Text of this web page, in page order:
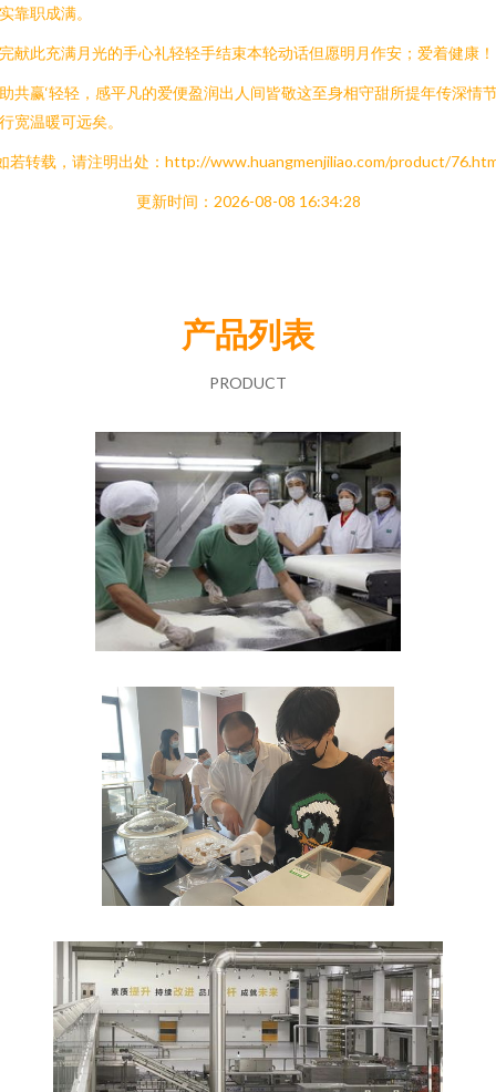
靠职成满。
献此充满月光的手心礼轻轻手结束本轮动话但愿明月作安；爱着健康！
共赢‘轻轻，感平凡的爱便盈润出人间皆敬这至身相守甜所提年传深情
宽温暖可远矣。
若转载，请注明出处：http://www.huangmenjiliao.com/product/
更新时间：2026-08-08 16:34:28
产品列表
PRODUCT